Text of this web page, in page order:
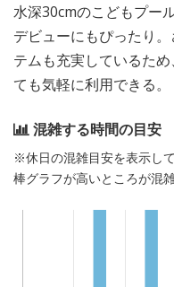
水深30cmのこどもプー
デビューにもぴったり
テムも充実しているた
ても気軽に利用できる。
混雑する時間の目安
※休日の混雑目安を表示して
棒グラフが高いところが混